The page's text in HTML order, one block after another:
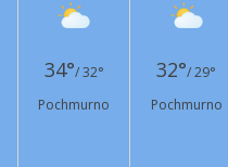
34°/ 32° 32°/ 29°
Pochmurno
Pochmurno